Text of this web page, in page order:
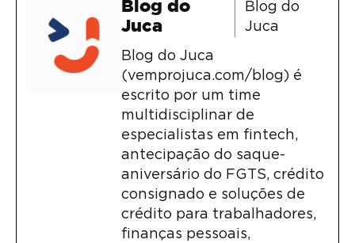
Blog do
Juca
Blog do
Juca
Blog do Juca
(vemprojuca.com/blog) é
escrito por um time
multidisciplinar de
especialistas em fintech,
antecipação do saque-
aniversário do FGTS, crédito
consignado e soluções de
crédito para trabalhadores,
finanças pessoais,